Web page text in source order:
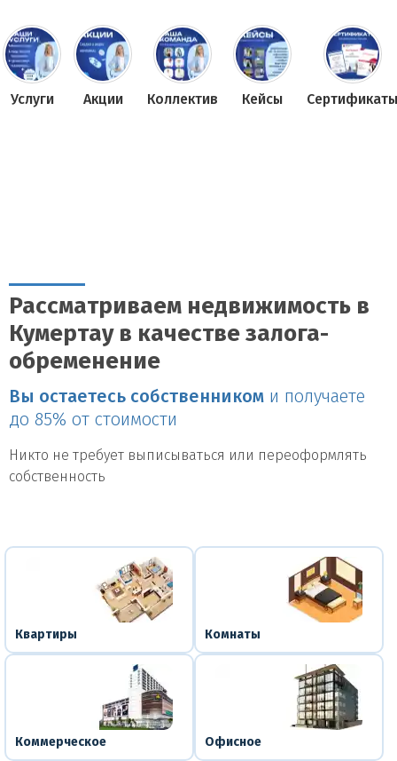
Услуги Акции Коллектив Кейсы Сертификаты
Рассматриваем недвижимость в
Кумертау в качестве залога-
обременение
Вы остаетесь собственником и получаете
до 85% от стоимости
Никто не требует выписываться или переоформлять
собственность
Квартиры Комнаты
Коммерческое Офисное